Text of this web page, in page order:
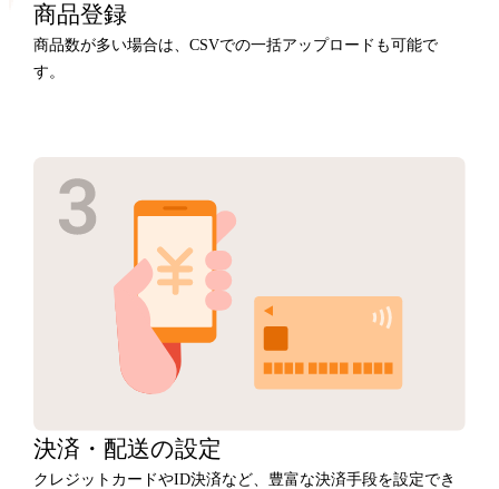
商品登録
商品数が多い場合は、CSVでの一括アップロードも可能で
す。
決済・ 配送の設定
クレジットカードやID決済など、豊富な決済手段を設定でき